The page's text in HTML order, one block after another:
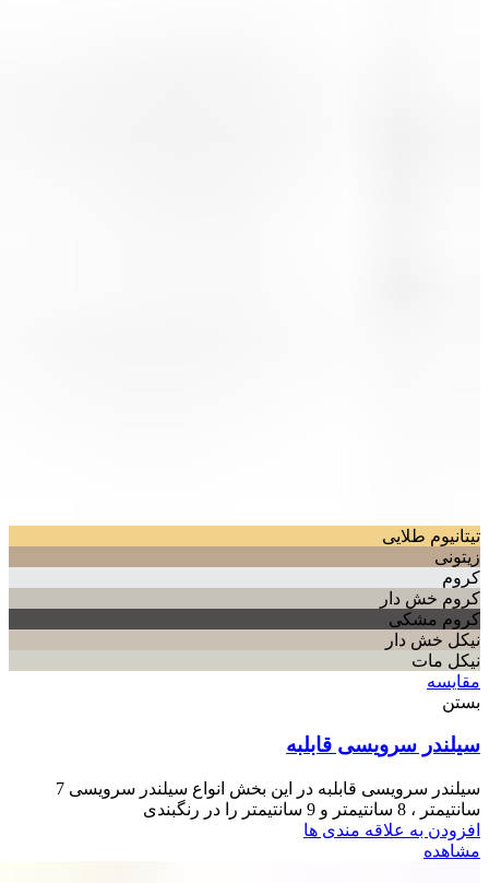
تیتانیوم طلایی
زیتونی
کروم
کروم خش دار
کروم مشکی
نیکل خش دار
نیکل مات
مقایسه
بستن
سیلندر سرویسی قابلبه
سیلندر سرویسی قابلبه در این بخش انواع سیلندر سرویسی 7
سانتیمتر ، 8 سانتیمتر و 9 سانتیمتر را در رنگبندی
افزودن به علاقه مندی ها
مشاهده